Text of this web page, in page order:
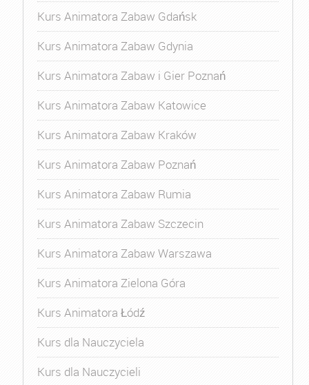
Kurs Animatora Zabaw Gdańsk
Kurs Animatora Zabaw Gdynia
Kurs Animatora Zabaw i Gier Poznań
Kurs Animatora Zabaw Katowice
Kurs Animatora Zabaw Kraków
Kurs Animatora Zabaw Poznań
Kurs Animatora Zabaw Rumia
Kurs Animatora Zabaw Szczecin
Kurs Animatora Zabaw Warszawa
Kurs Animatora Zielona Góra
Kurs Animatora Łódź
Kurs dla Nauczyciela
Kurs dla Nauczycieli